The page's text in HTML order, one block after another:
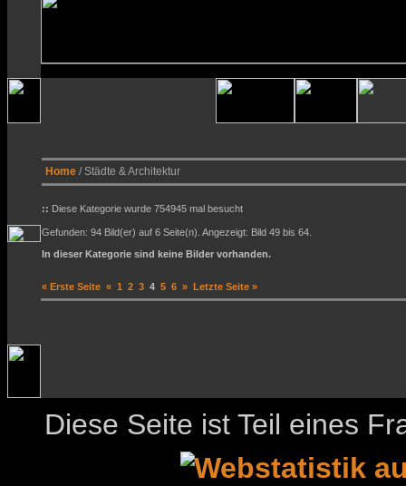
Home / Städte & Architektur
:: Diese Kategorie wurde 754945 mal besucht
Gefunden: 94 Bild(er) auf 6 Seite(n). Angezeigt: Bild 49 bis 64.
In dieser Kategorie sind keine Bilder vorhanden.
« Erste Seite « 1 2 3 4 5 6 » Letzte Seite »
Diese Seite ist Teil eines